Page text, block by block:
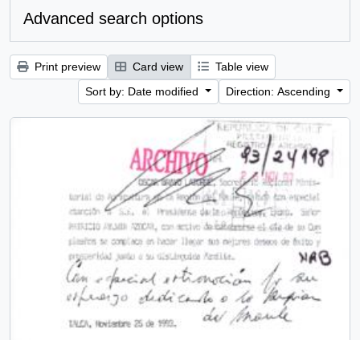
Advanced search options
Print preview Card view
Table view
Sort by: Date modified
Direction: Ascending